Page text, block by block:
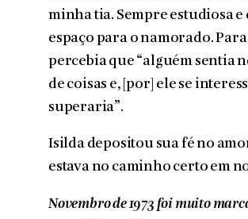
minha tia. Sempre estudiosa
espaço para o namorado.
percebia que “alguém sentia
de coisas e, [por] ele se
superaria”.
Isilda depositou sua fé no
estava no caminho certo em
Novembro de 1973 foi muito